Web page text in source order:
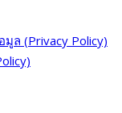
ล (Privacy Policy)